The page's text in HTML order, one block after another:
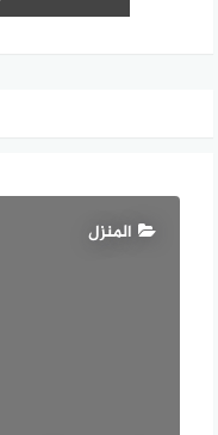
المنزل